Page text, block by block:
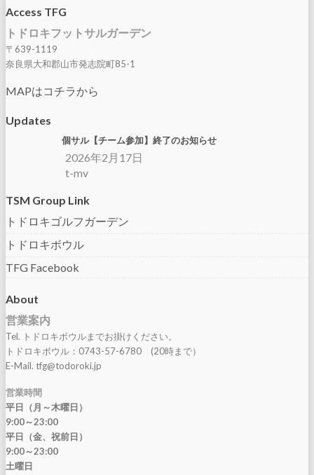
Access TFG
トドロキフットサルガーデン
〒639-1119
奈良県大和郡山市発志院町85-1
MAPはコチラから
Updates
個サル【チーム参加】終了のお知らせ
2026年2月17日
t-mv
TSM Group Link
トドロキゴルフガーデン
トドロキボウル
TFG Facebook
About
営業案内
Tel. トドロキボウルまでお掛けください。
トドロキボウル：0743-57-6780 (20時まで）
E-Mail. tfg@todoroki.jp
営業時間
平日（月～木曜日）
9:00～23:00
平日（金、祝前日）
9:00～23:00
土曜日